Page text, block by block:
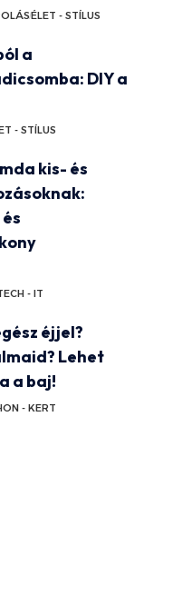
ÉLET - STÍLUS
a
DIY a
- STÍLUS
kis- és
- IT
éjjel?
Lehet
a baj!
- KERT